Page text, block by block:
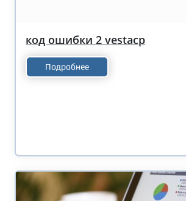
код ошибки 2 vestacp
Подробнее